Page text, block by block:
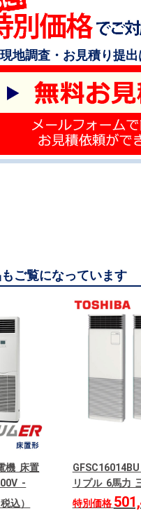
現地調査・お見積り提
ご覧になっています
機 床置
-
込）
リプル 6馬力
特別価格